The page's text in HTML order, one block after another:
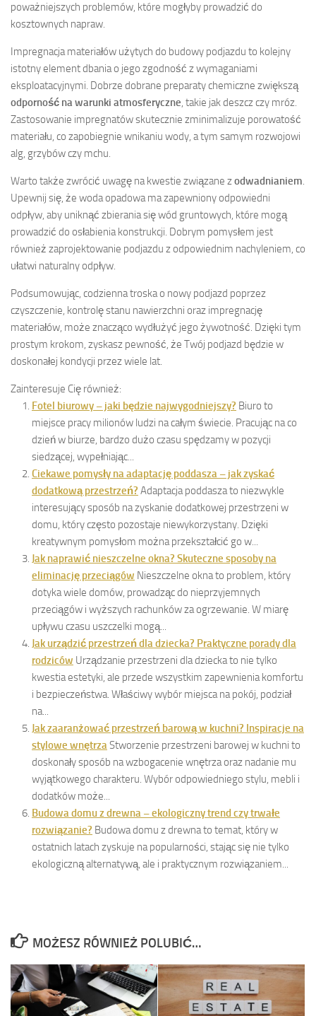
poważniejszych problemów, które mogłyby prowadzić do
kosztownych napraw.
Impregnacja materiałów użytych do budowy podjazdu to kolejny
istotny element dbania o jego zgodność z wymaganiami
eksploatacyjnymi. Dobrze dobrane preparaty chemiczne zwiększą
odporność na warunki atmosferyczne, takie jak deszcz czy mróz.
Zastosowanie impregnatów skutecznie zminimalizuje porowatość
materiału, co zapobiegnie wnikaniu wody, a tym samym rozwojowi
alg, grzybów czy mchu.
Warto także zwrócić uwagę na kwestie związane zodwadnianiem.
Upewnij się, że woda opadowa ma zapewniony odpowiedni
odpływ, aby uniknąć zbierania się wód gruntowych, które mogą
prowadzić do osłabienia konstrukcji. Dobrym pomysłem jest
również zaprojektowanie podjazdu z odpowiednim nachyleniem, co
ułatwi naturalny odpływ.
Podsumowując, codzienna troska o nowy podjazd poprzez
czyszczenie, kontrolę stanu nawierzchni oraz impregnację
materiałów, może znacząco wydłużyć jego żywotność. Dzięki tym
prostym krokom, zyskasz pewność, że Twój podjazd będzie w
doskonałej kondycji przez wiele lat.
Zainteresuje Cię również:
Fotel biurowy – jaki będzie najwygodniejszy? Biuro to
miejsce pracy milionów ludzi na całym świecie. Pracując na co
dzień w biurze, bardzo dużo czasu spędzamy w pozycji
siedzącej, wypełniając...
Ciekawe pomysły na adaptację poddasza – jak zyskać
dodatkową przestrzeń? Adaptacja poddasza to niezwykle
interesujący sposób na zyskanie dodatkowej przestrzeni w
domu, który często pozostaje niewykorzystany. Dzięki
kreatywnym pomysłom można przekształcić go w...
Jak naprawić nieszczelne okna? Skuteczne sposoby na
eliminację przeciągów Nieszczelne okna to problem, który
dotyka wiele domów, prowadząc do nieprzyjemnych
przeciągów i wyższych rachunków za ogrzewanie. W miarę
upływu czasu uszczelki mogą...
Jak urządzić przestrzeń dla dziecka? Praktyczne porady dla
rodziców Urządzanie przestrzeni dla dziecka to nie tylko
kwestia estetyki, ale przede wszystkim zapewnienia komfortu
i bezpieczeństwa. Właściwy wybór miejsca na pokój, podział
na...
Jak zaaranżować przestrzeń barową w kuchni? Inspiracje na
stylowe wnętrzaStworzenie przestrzeni barowej w kuchni to
doskonały sposób na wzbogacenie wnętrza oraz nadanie mu
wyjątkowego charakteru. Wybór odpowiedniego stylu, mebli i
dodatków może...
Budowa domu z drewna – ekologiczny trend czy trwałe
rozwiązanie? Budowa domu z drewna to temat, który w
ostatnich latach zyskuje na popularności, stając się nie tylko
ekologiczną alternatywą, ale i praktycznym rozwiązaniem...
MOŻESZ RÓWNIEŻ POLUBIĆ…